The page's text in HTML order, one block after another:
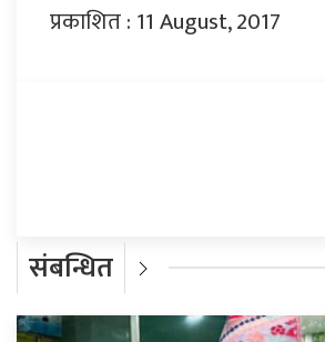
प्रकाशित : 11 August, 2017
संबन्धित